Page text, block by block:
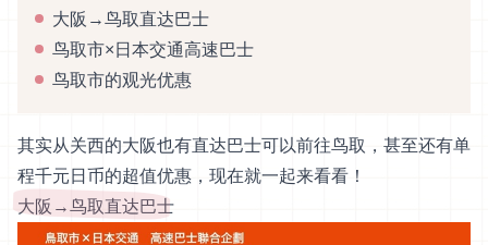
大阪→鸟取直达巴士
鸟取市×日本交通高速巴士
鸟取市的观光优惠
其实从关西的大阪也有直达巴士可以前往鸟取，甚至还有单
程千元日币的超值优惠，现在就一起来看看！
大阪→鸟取直达巴士